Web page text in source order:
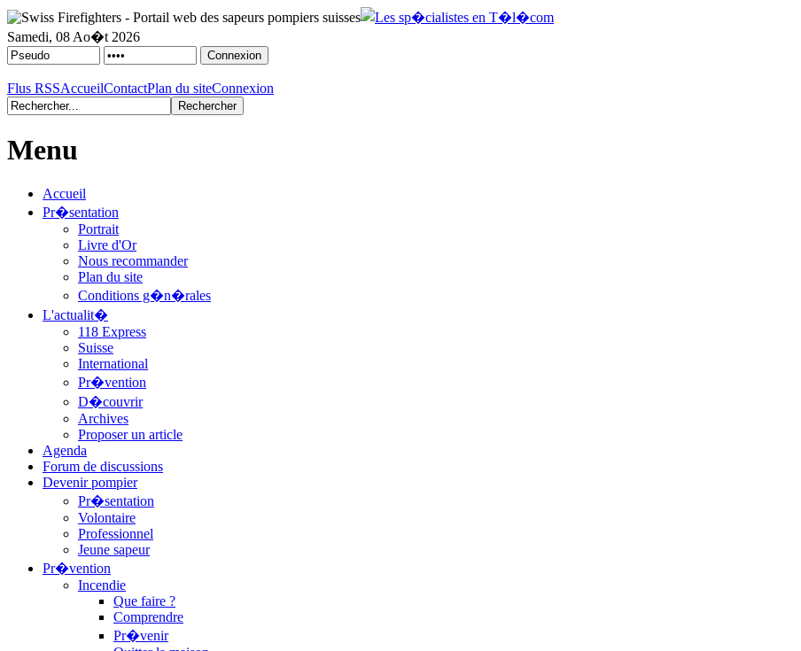
Samedi, 08 Ao�t 2026
Flus RSSAccueilContactPlan du siteConnexion
Menu
Accueil
Pr�sentation
Portrait
Livre d'Or
Nous recommander
Plan du site
Conditions g�n�rales
L'actualit�
118 Express
Suisse
International
Pr�vention
D�couvrir
Archives
Proposer un article
Agenda
Forum de discussions
Devenir pompier
Pr�sentation
Volontaire
Professionnel
Jeune sapeur
Pr�vention
Incendie
Que faire ?
Comprendre
Pr�venir